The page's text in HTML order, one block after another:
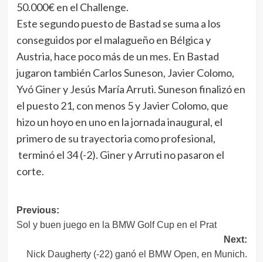
50.000€ en el Challenge.
Este segundo puesto de Bastad se suma a los
conseguidos por el malagueño en Bélgica y
Austria, hace poco más de un mes. En Bastad
jugaron también Carlos Suneson, Javier Colomo,
Yvó Giner y Jesús María Arruti. Suneson finalizó en
el puesto 21, con menos 5 y Javier Colomo, que
hizo un hoyo en uno en la jornada inaugural, el
primero de su trayectoria como profesional,
terminó el 34 (-2). Giner y Arruti no pasaron el
corte.
Navegación
de
entradas
Previous:
Sol y buen juego en la BMW Golf Cup en el Prat
Next:
Nick Daugherty (-22) ganó el BMW Open, en Munich.